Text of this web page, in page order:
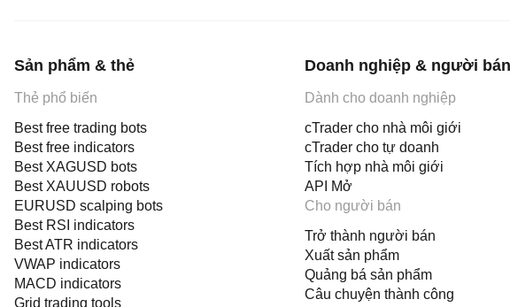
Sản phẩm & thẻ
Thẻ phổ biến
Best free trading bots
Best free indicators
Best XAGUSD bots
Best XAUUSD robots
EURUSD scalping bots
Best RSI indicators
Best ATR indicators
VWAP indicators
MACD indicators
Grid trading tools
Doanh nghiệp & người bán
Dành cho doanh nghiệp
cTrader cho nhà môi giới
cTrader cho tự doanh
Tích hợp nhà môi giới
API Mở
Cho người bán
Trở thành người bán
Xuất sản phẩm
Quảng bá sản phẩm
Câu chuyện thành công